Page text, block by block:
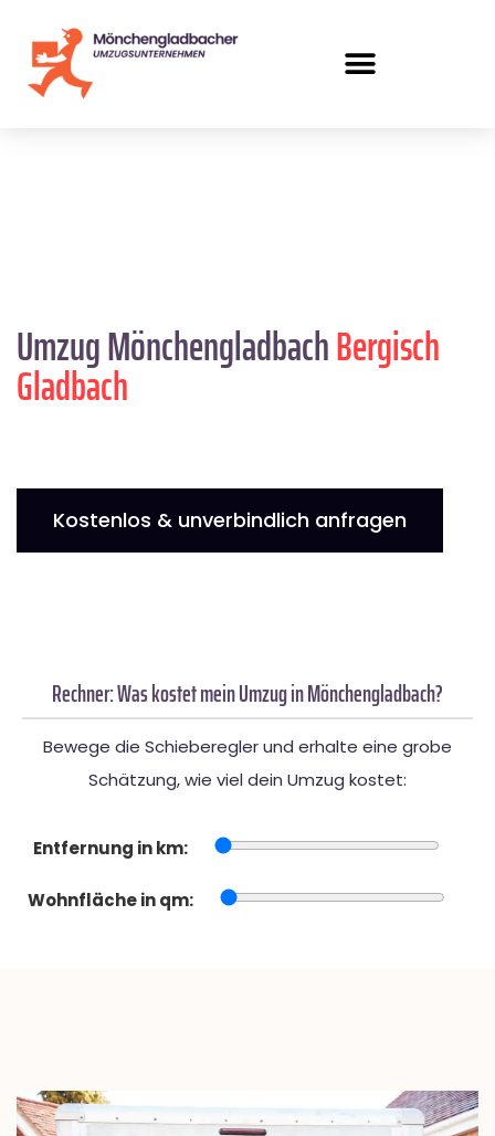
Umzug MönchengladbachBergisch
Gladbach
Kostenlos & unverbindlich anfragen
Rechner: Was kostet mein Umzug in Mönchengladbach?
Bewege die Schieberegler und erhalte eine grobe
Schätzung, wie viel dein Umzug kostet:
Entfernung in km:
Wohnfläche in qm: